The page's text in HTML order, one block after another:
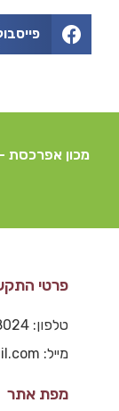
מכון אפרכסת
פרטי
טלפון: 054-4858024
מייל: mevoy1@gmail.com
מפת אתר